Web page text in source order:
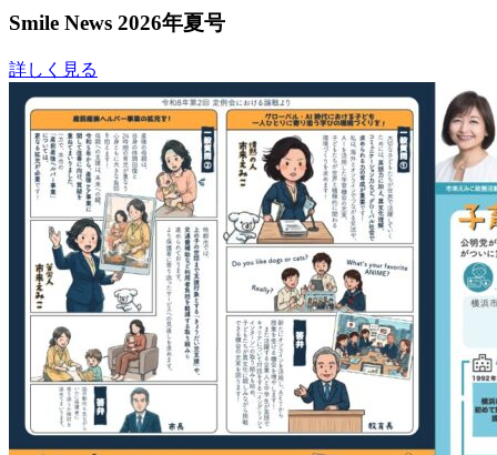
Smile News 2026年夏号
詳しく見る